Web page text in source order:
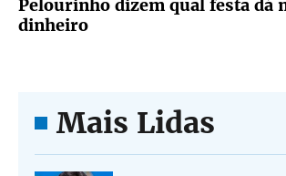
Pelourinho dizem qual festa dá
dinheiro
Mais Lidas